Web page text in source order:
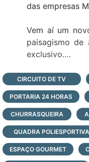
das empresas
Vem aí um
paisagismo de
exclusivo.
Raro
perfeita
paisagismo
beleza da
CIRCUITO DE TV
PORTARIA 24 HORAS
CHURRASQUEIRA
QUADRA POLIESPORTIVA
ESPAÇO GOURMET